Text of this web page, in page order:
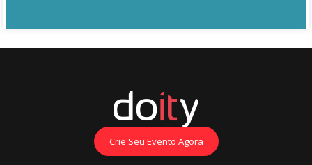
Crie Seu Evento Agora